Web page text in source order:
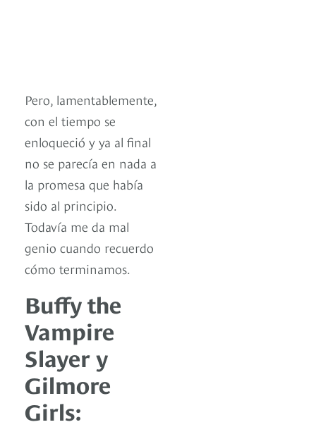
Pero, lamentablemente,
con el tiempo se
enloqueció y ya al final
no se parecía en nada a
la promesa que había
sido al principio.
Todavía me da mal
genio cuando recuerdo
cómo terminamos.
Buffy the
Vampire
Slayer y
Gilmore
Girls: